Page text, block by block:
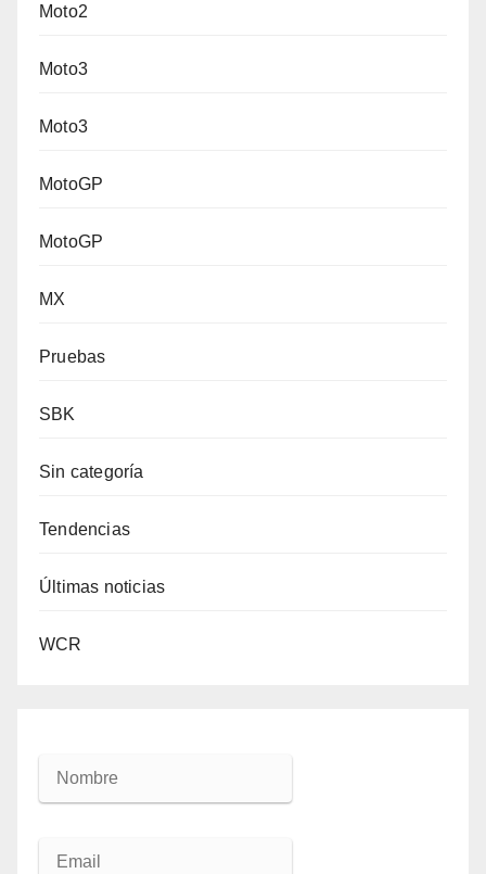
Moto2
Moto3
Moto3
MotoGP
MotoGP
MX
Pruebas
SBK
Sin categoría
Tendencias
Últimas noticias
WCR